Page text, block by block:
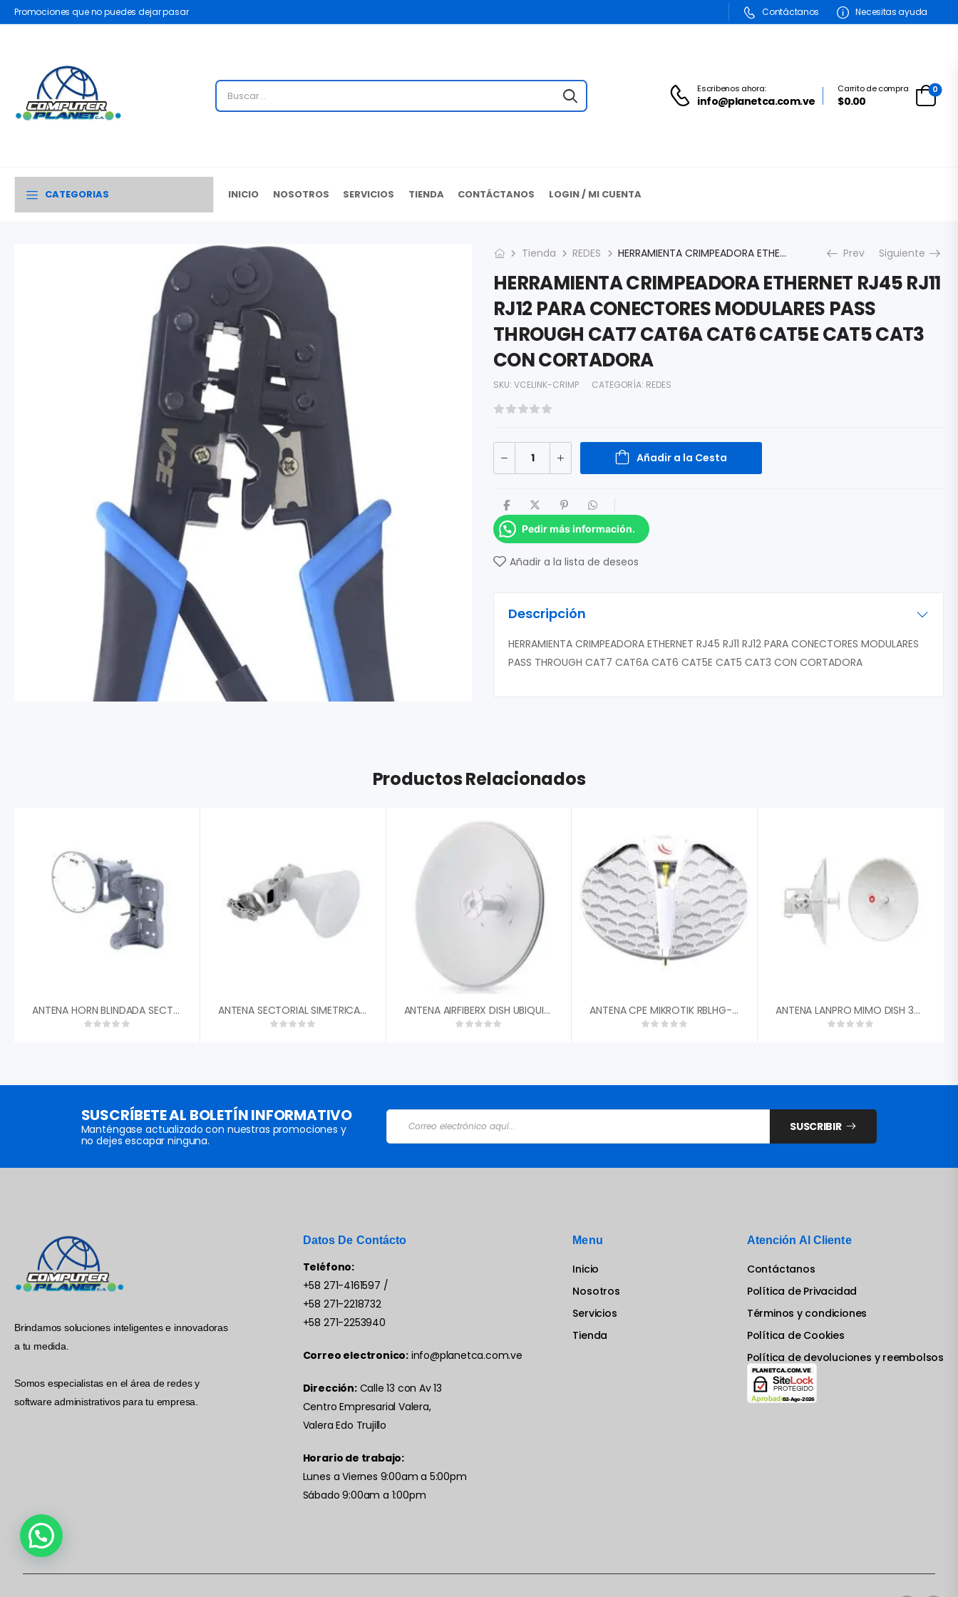
Promociones que no puedes dejar pasar Contáctanos Necesitas ayuda
Escribenos ahora:
info@planetca.com.ve
Carrito de compra
$0.00
0
CATEGORIAS INICIO NOSOTROS SERVICIOS TIENDA CONTÁCTANOS LOGIN / MI CUENTA
Tienda REDES HERRAMIENTA CRIMPEADORA ETHERNET RJ45 RJ11 RJ12 PARA CONECTORES MODULARES PASS THROUGH CAT7 CAT6A CAT6 CAT5E CAT5 CAT3 CON CORTADORA Prev Siguiente
HERRAMIENTA CRIMPEADORA ETHERNET RJ45 RJ11
RJ12 PARA CONECTORES MODULARES PASS
THROUGH CAT7 CAT6A CAT6 CAT5E CAT5 CAT3
CON CORTADORA
SKU: VCELINK-CRIMP CATEGORÍA: REDES
Añadir a la Cesta
Pedir más información.
Añadir a la lista de deseos
Descripción
HERRAMIENTA CRIMPEADORA ETHERNET RJ45 RJ11 RJ12 PARA CONECTORES MODULARES
PASS THROUGH CAT7 CAT6A CAT6 CAT5E CAT5 CAT3 CON CORTADORA
Productos Relacionados
ANTENA HORN BLINDADA SECTORIAL SIMETRICA ALGCOM SH-5800-13-60-DP/ 4.9 Û 6.425 GHZ/ 13.6 DBI/ 60░/ DUAL POLARIDAD/ RPSMA HEMBRA ANTENA SECTORIAL SIMETRICA GEN2 30GRADOS 5.180 – 6.4 GHZ 18.5 DBI RF ELEMENTS HG3TPS30 REQUIERE TWISPORT ANTENA AIRFIBERX DISH UBIQUITI AF-5G30-S45 30DBI 45║ 4.9-5.9 GHZ DUAL POLARIDAD RP-SMA ANTENA CPE MIKROTIK RBLHG-5ND 24.5DBI 5GHZ PTP 316MW ROUTEROS L3 ANTENA LANPRO MIMO DISH 30DBI RANGO EXTENDIDO 4.9GHZ – 6.5GHZ 45░ DUAL POLARIDAD 2X CONECTORES RPSMA LP-PARM6530A
SUSCRÍBETE AL BOLETÍN INFORMATIVO
Manténgase actualizado con nuestras promociones y
no dejes escapar ninguna.
SUSCRIBIR
Brindamos soluciones inteligentes e innovadoras
a tu medida.
Somos especialistas en el área de redes y
software administrativos para tu empresa.
Datos De Contácto
Teléfono:
+58 271-4161597 /
+58 271-2218732
+58 271-2253940
Correo electronico: info@planetca.com.ve
Dirección:Calle 13 con Av 13
Centro Empresarial Valera,
Valera Edo Trujillo
Horario de trabajo:
Lunes a Viernes 9:00am a 5:00pm
Sábado 9:00am a 1:00pm
Menu
Inicio
Nosotros
Servicios
Tienda
Atención Al Cliente
Contáctanos
Política de Privacidad
Términos y condiciones
Política de Cookies
Política de devoluciones y reembolsos